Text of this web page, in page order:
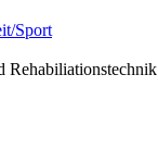
Sport
Rehabiliationstechnik